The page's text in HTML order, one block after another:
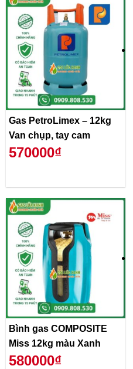
Gas PetroLimex – 12kg
Van chụp, tay cam
570000₫
Bình gas COMPOSITE
Miss 12kg màu Xanh
580000₫